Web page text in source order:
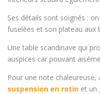
Ses détails sont soignés :
fuselées et son plateau aux
Une table scandinave qui
auspices car pouvant
Pour une note
suspension en rotin et un